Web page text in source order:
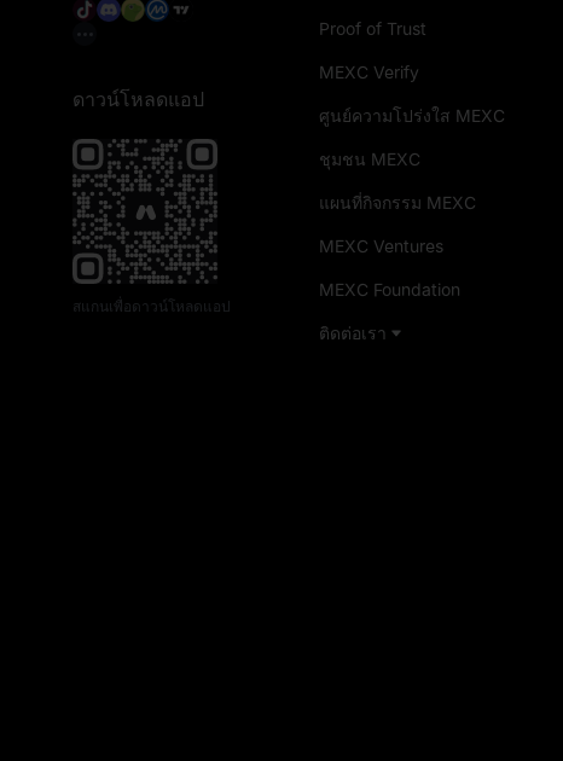
ดาวน์โหลดแอป
สแกนเพื่อดาวน์โหลดแอป
Proof of Trust
MEXC Verify
ศูนย์ความโปร่งใส MEXC
ชุมชน MEXC
แผนที่กิจกรรม MEXC
MEXC Ventures
MEXC Foundation
ติดต่อเรา